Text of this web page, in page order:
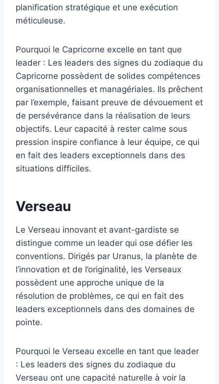
planification stratégique et une exécution
méticuleuse.
Pourquoi le Capricorne excelle en tant que
leader : Les leaders des signes du zodiaque du
Capricorne possèdent de solides compétences
organisationnelles et managériales. Ils prêchent
par l’exemple, faisant preuve de dévouement et
de persévérance dans la réalisation de leurs
objectifs. Leur capacité à rester calme sous
pression inspire confiance à leur équipe, ce qui
en fait des leaders exceptionnels dans des
situations difficiles.
Verseau
Le Verseau innovant et avant-gardiste se
distingue comme un leader qui ose défier les
conventions. Dirigés par Uranus, la planète de
l’innovation et de l’originalité, les Verseaux
possèdent une approche unique de la
résolution de problèmes, ce qui en fait des
leaders exceptionnels dans des domaines de
pointe.
Pourquoi le Verseau excelle en tant que leader
: Les leaders des signes du zodiaque du
Verseau ont une capacité naturelle à voir la